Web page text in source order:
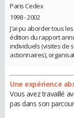
Paris Cedex
1998 - 2002
J'ai pu aborder tous
édition du rapport
individuels (visites de
actionnaires),
Une expérience
Vous avez travaillé
pas dans son